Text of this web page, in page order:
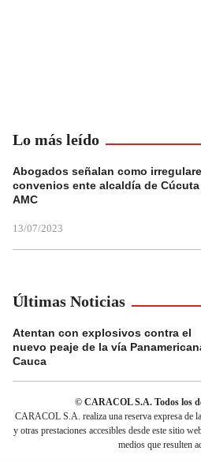
Lo más leído
Abogados señalan como
convenios ente alcaldía de
AMC
13/07/2023
Últimas Noticias
Atentan con explosivos contra el
nuevo peaje de la vía
Cauca
© CARACOL S.A. Todos los
CARACOL S.A. realiza una reserva expresa de
y otras prestaciones accesibles desde este sitio
medios que resulten